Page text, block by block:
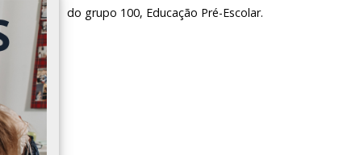
do grupo 100, Educação Pré-Escolar.